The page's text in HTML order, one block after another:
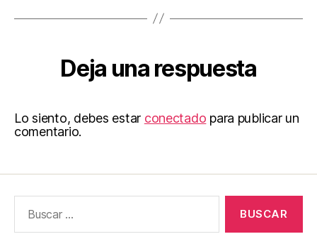
Deja una respuesta
Lo siento, debes estar conectado para publicar un
comentario.